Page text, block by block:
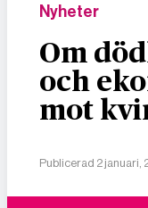
Nyheter
Om
och
mot
Publicerad 2 januari,